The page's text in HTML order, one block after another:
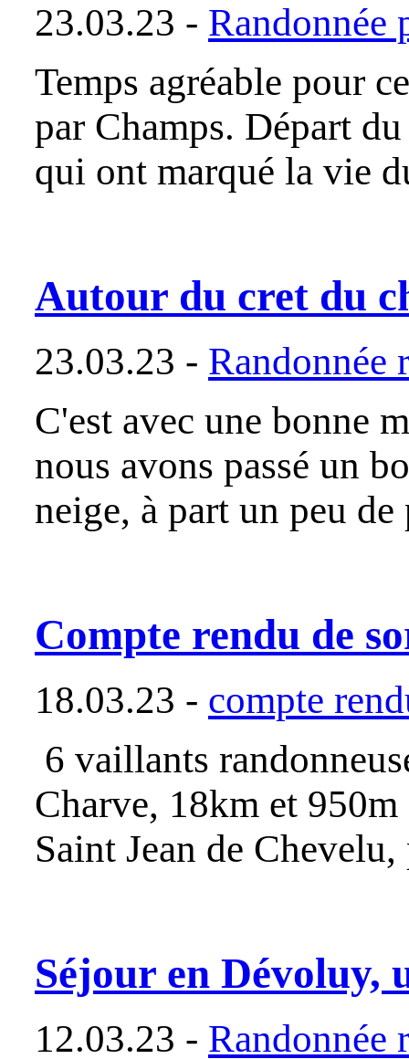
23.03.23 - Randonnée
Temps agréable pour
par Champs. Départ
qui ont marqué la vie
Autour du cret du
23.03.23 - Randonnée
C'est avec une bonne
nous avons passé un
neige, à part un peu
Compte rendu de
18.03.23 - compte
6 vaillants
Charve, 18km et
Saint Jean de
Séjour en Dévoluy,
12.03.23 - Randonnée